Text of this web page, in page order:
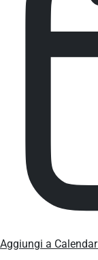
Aggiungi a Calendar